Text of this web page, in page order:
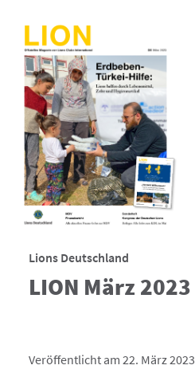
Lions Deutschland
LION März 2023
Veröffentlicht am 22. März 2023